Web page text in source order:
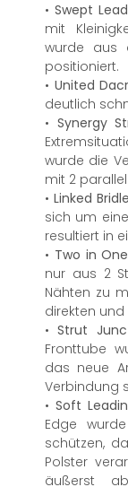
• Swept
mit
wurde aus
positioniert.
• United
deutlich
• Synergy
wurde die
mit 2
• Linked
sich um
resultiert in
• Two in
nur aus 2
Nähten zu
direkten und
•Strut
Fronttube
das neue
Verbindung
• Soft
Edge
schützen,
Polster
äußerst